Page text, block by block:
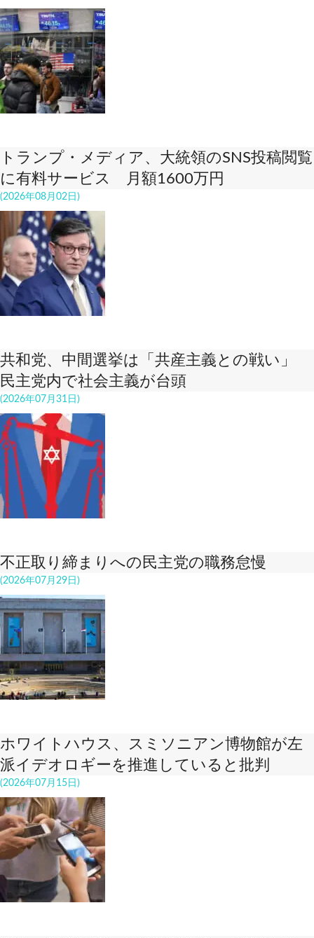
トランプ・メディア、大統領のSNS投稿閲覧
に有料サービス 月額1600万円
(2026年08月02日)
共和党、中間選挙は「共産主義との戦い」
民主党内で社会主義が台頭
(2026年07月31日)
不正取り締まりへの民主党の職務怠慢
(2026年07月29日)
ホワイトハウス、スミソニアン博物館が左
派イデオロギーを推進していると批判
(2026年07月15日)